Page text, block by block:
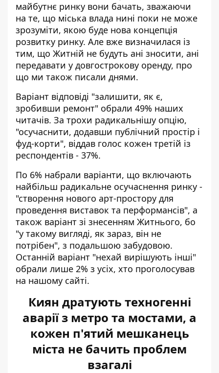
майбутнє ринку вони бачать, зважаючи
на те, що міська влада нині поки не може
зрозуміти, якою буде нова концепція
розвитку ринку. Але вже визначилася із
тим, що Житній не будуть ані зносити, ані
передавати у довгострокову оренду, про
що ми також писали днями.
Варіант відповіді "залишити, як є,
зробивши ремонт" обрали 49% наших
читачів. За трохи радикальнішу опцію,
"осучаснити, додавши публічний простір і
фуд-корти", віддав голос кожен третій із
респондентів - 37%.
По 6% набрали варіанти, що включають
найбільш радикальне осучаснення ринку -
"створення нового арт-простору для
проведення виставок та перформансів", а
також варіант зі знесенням Житнього, бо
"у такому вигляді, як зараз, він не
потрібен", з подальшою забудовою.
Останній варіант "нехай вирішують інші"
обрали лише 2% з усіх, хто проголосував
на нашому сайті.
Киян дратують техногенні
аварії з метро та мостами, а
кожен п'ятий мешканець
міста не бачить проблем
взагалі